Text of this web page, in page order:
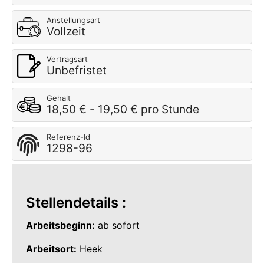
Anstellungsart
Vollzeit
Vertragsart
Unbefristet
Gehalt
18,50 € - 19,50 € pro Stunde
Referenz-Id
1298-96
Stellendetails :
Arbeitsbeginn: ab sofort
Arbeitsort: Heek